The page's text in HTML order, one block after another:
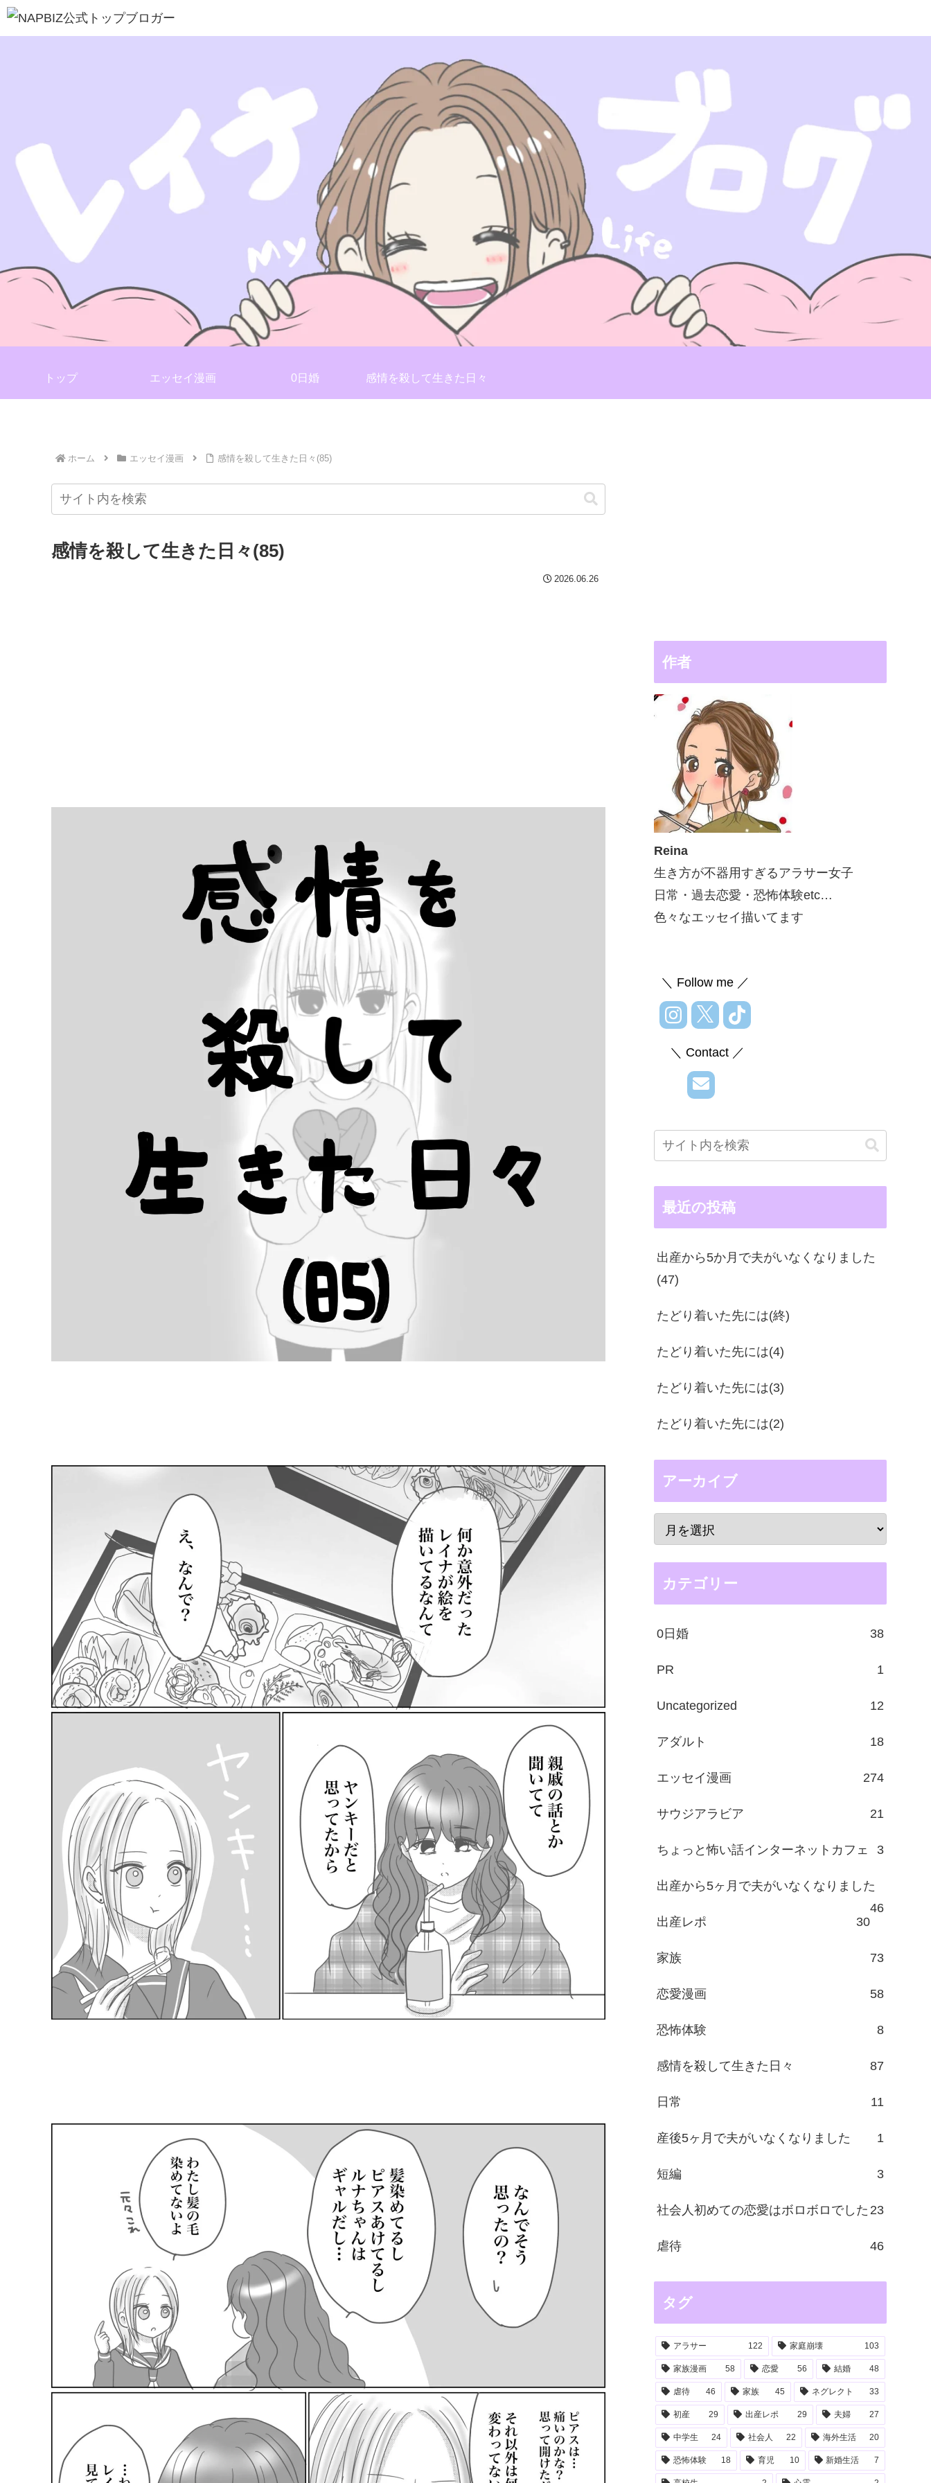
トップ エッセイ漫画 0日婚 感情を殺して生きた日々
ホーム エッセイ漫画 感情を殺して生きた日々(85)
感情を殺して生きた日々(85)
2026.06.26
作者
Reina
生き方が不器用すぎるアラサー女子
日常・過去恋愛・恐怖体験etc…
色々なエッセイ描いてます
＼ Follow me ／
＼ Contact ／
最近の投稿
出産から5か月で夫がいなくなりました
(47)
たどり着いた先には(終)
たどり着いた先には(4)
たどり着いた先には(3)
たどり着いた先には(2)
アーカイブ
カテゴリー
0日婚 38
PR 1
Uncategorized 12
アダルト 18
エッセイ漫画 274
サウジアラビア 21
ちょっと怖い話インターネットカフェ 3
出産から5ヶ月で夫がいなくなりました
46
出産レポ
30
家族 73
恋愛漫画 58
恐怖体験 8
感情を殺して生きた日々 87
日常 11
産後5ヶ月で夫がいなくなりました 1
短編 3
社会人初めての恋愛はボロボロでした 23
虐待 46
タグ
アラサー 122 家庭崩壊 103
家族漫画 58 恋愛 56 結婚 48
虐待 46 家族 45 ネグレクト 33
初産 29 出産レポ 29 夫婦 27
中学生 24 社会人 22 海外生活 20
恐怖体験 18 育児 10 新婚生活 7